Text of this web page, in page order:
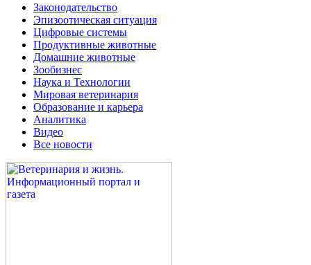
Законодательство
Эпизоотическая ситуация
Цифровые системы
Продуктивные животные
Домашние животные
Зообизнес
Наука и Технологии
Мировая ветеринария
Образование и карьера
Аналитика
Видео
Все новости